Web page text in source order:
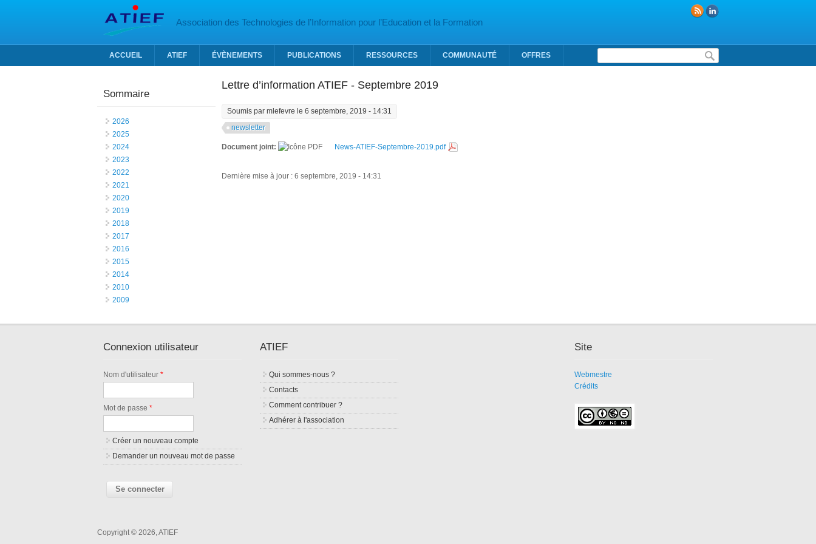
Association des Technologies de l’Information pour l’Education et la Formation
Formulaire de recherche
ACCUEIL ATIEF ÉVÈNEMENTS PUBLICATIONS RESSOURCES COMMUNAUTÉ OFFRES
Lettre d’information ATIEF - Septembre 2019
Soumis par mlefevre le 6 septembre, 2019 - 14:31
newsletter
Document joint: News-ATIEF-Septembre-2019.pdf
Dernière mise à jour : 6 septembre, 2019 - 14:31
Sommaire
2026
2025
2024
2023
2022
2021
2020
2019
2018
2017
2016
2015
2014
2010
2009
Connexion utilisateur
Nom d'utilisateur*
Mot de passe*
Créer un nouveau compte
Demander un nouveau mot de passe
ATIEF
Qui sommes-nous ?
Contacts
Comment contribuer ?
Adhérer à l'association
Site
Webmestre
Crédits
Copyright © 2026, ATIEF